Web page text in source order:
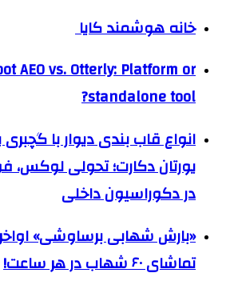
خانه هوشمند کایا
AEO vs. Otterly: Platform or
standalone tool?
انواع قاب بندی دیوار با
یورتان دکارت؛ تحولی لوکس،
در دکوراسیون داخلی
«بارش شهابی برساوشی» اواخر
تماشای ۶۰ شهاب در هر ساعت!